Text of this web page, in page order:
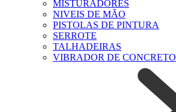
MISTURADORES
NIVEIS DE MÃO
PISTOLAS DE PINTURA
SERROTE
TALHADEIRAS
VIBRADOR DE CONCRETO